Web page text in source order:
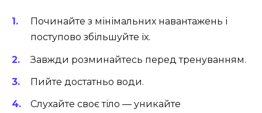
Починайте з мінімальних навантажень і
поступово збільшуйте їх.
Завжди розминайтесь перед тренуванням.
Пийте достатньо води.
Слухайте своє тіло — уникайте